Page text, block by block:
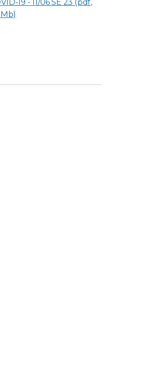
19 - 11/06 SE 23 (pdf,
Mb)